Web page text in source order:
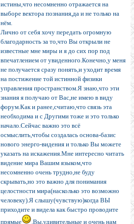
истины,что несомненно отражается на
выборе вектора познания,да и не только на
нём.
Лично от себя хочу передать огромную
благодарность за то,что Вы открыли не
известные мне миры и я до сих пор под
впечатлением от увиденного.Конечно,у меня
не получается сразу понять,и уходит время
на постижение той истинной физики
управления пространством.Я знаю,что эти
знания я получаю от Вас,не имею в виду
форум.Как и ранее,считаю,что связь эта
необходима и с Другими тоже и это только
начало.Сейчас важно это всё
осмыслить,чтобы создалась основа-базис
нового энерго-видения и только Вы можете
указать на искажения.Мне интересно читать
видение мира Вашим языком,что
несомненно очень трудно,не буду
скрывать,но это важно для понимания
целостности мира(насколько это возможно
человеку).Я слышу(чувствую)когда ВЫ
приходите и видела как быстро проводите
прямые
.Вы,удивительные и очень нам